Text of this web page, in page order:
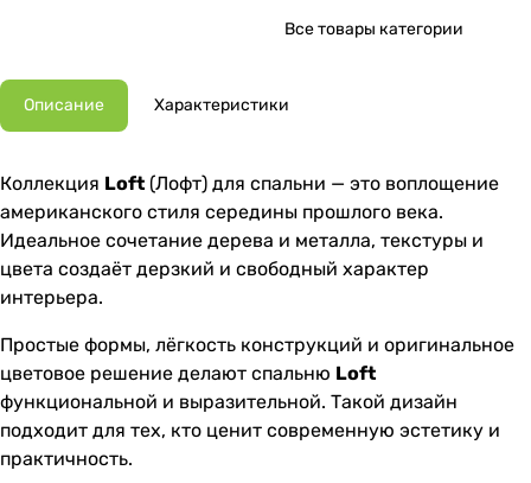
Все товары категории
Описание Характеристики
Коллекция Loft (Лофт) для спальни — это воплощение
американского стиля середины прошлого века.
Идеальное сочетание дерева и металла, текстуры и
цвета создаёт дерзкий и свободный характер
интерьера.
Простые формы, лёгкость конструкций и оригинальное
цветовое решение делают спальню Loft
функциональной и выразительной. Такой дизайн
подходит для тех, кто ценит современную эстетику и
практичность.